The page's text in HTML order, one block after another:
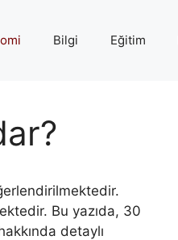
Bilgi Eğitim
Bu yazıda, 30
detaylı